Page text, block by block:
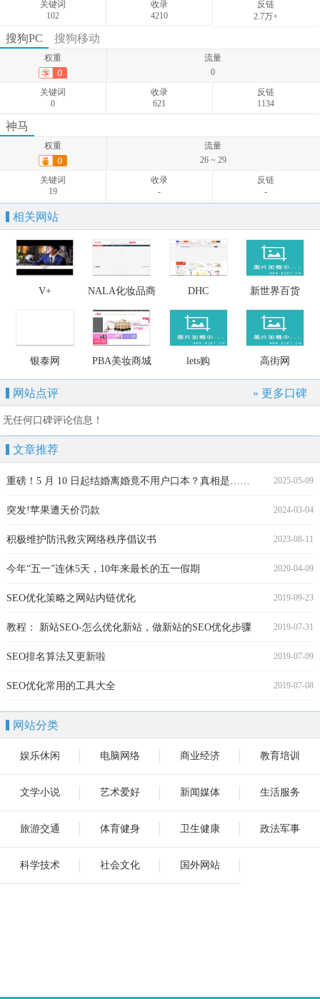
关键词
102
收录
4210
反链
2.7万+
权重
关键词
91
搜狗PC 搜狗移动
权重
流量
0
关键词
0
收录
621
反链
1134
关键词
0
神马
权重
流量
26 ~ 29
关键词
19
收录
-
反链
-
相关网站
V+ NALA化妆品商
城
DHC 新世界百货
银泰网 PBA美妆商城 lets购 高街网
网站点评 » 更多口碑
无任何口碑评论信息！
文章推荐
2025-05-09
重磅！5 月 10 日起结婚离婚竟不用户口本？真相是……
2024-03-04
突发!苹果遭天价罚款
2023-08-11
积极维护防汛救灾网络秩序倡议书
2020-04-09
今年“五一”连休5天，10年来最长的五一假期
2019-09-23
SEO优化策略之网站内链优化
2019-07-31
教程： 新站SEO-怎么优化新站，做新站的SEO优化步骤
2019-07-09
SEO排名算法又更新啦
2019-07-08
SEO优化常用的工具大全
网站分类
娱乐休闲 电脑网络 商业经济 教育培训
文学小说 艺术爱好 新闻媒体 生活服务
旅游交通 体育健身 卫生健康 政法军事
科学技术 社会文化 国外网站